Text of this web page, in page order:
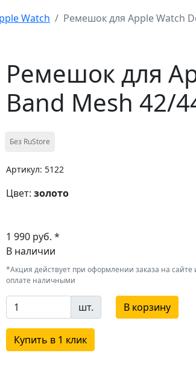
Watch Ремешок для Apple Watch
Ремешок для
Band Mesh 42/
Без RuStore
Артикул: 5122
Цвет: золото
1 990 руб. *
В наличии
*Акция действует при оформлении заказа на сайте
оплате наличными
шт. В корзину
Купить в 1 клик